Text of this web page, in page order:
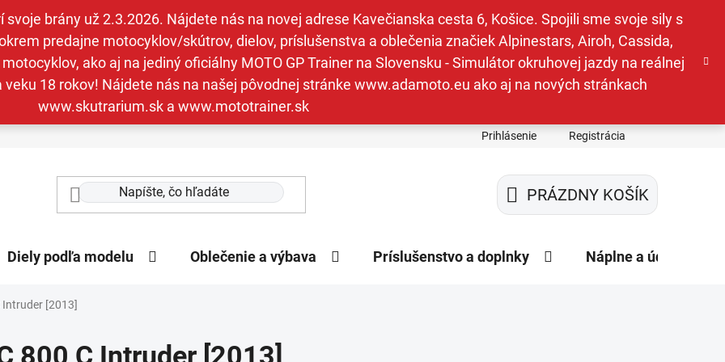
brány už 2.3.2026. Nájdete nás na novej adrese Kavečianska cesta 6, Košice. Spojili sme svoje sily s
predajne motocyklov/skútrov, dielov, príslušenstva a oblečenia značiek Alpinestars, Airoh, Cassida,
ako aj na jediný oficiálny MOTO GP Trainer na Slovensku - Simulátor okruhovej jazdy na reálnej
18 rokov! Nájdete nás na našej pôvodnej stránke www.adamoto.eu ako aj na nových stránkach
www.skutrarium.sk a www.mototrainer.sk
Prihlásenie Registrácia
NÁKUPNÝ
KOŠÍK
PRÁZDNY KOŠÍK
Diely podľa modelu Oblečenie a výbava Príslušenstvo a doplnky Náplne a údržba
Intruder [2013]
800 C Intruder [2013]